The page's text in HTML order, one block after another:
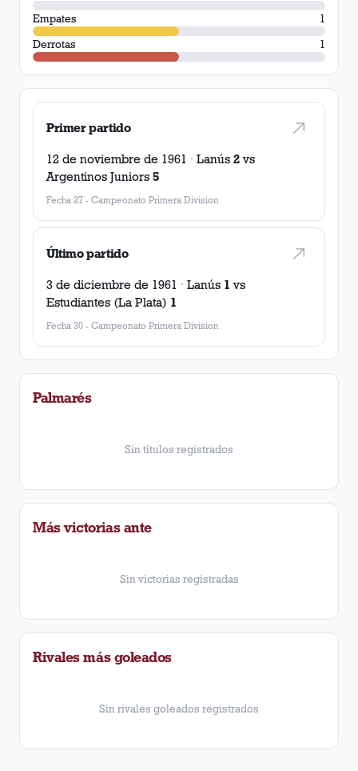
Empates
1
Derrotas
1
Primer partido
12 de noviembre de 1961 · Lanús 2vs
Argentinos Juniors 5
Fecha 27 - Campeonato Primera Division
Último partido
3 de diciembre de 1961 · Lanús 1 vs
Estudiantes (La Plata) 1
Fecha 30 - Campeonato Primera Division
Palmarés
Sin títulos registrados
Más victorias ante
Sin victorias registradas
Rivales más goleados
Sin rivales goleados registrados